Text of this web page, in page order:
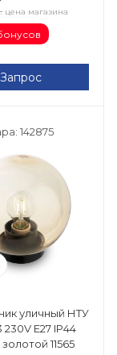
цена магазина
Запрос
142875
уличный НТУ
230V E27 IP44
11565